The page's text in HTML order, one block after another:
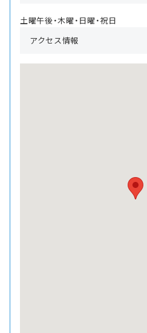
土曜午後・木曜・日曜・祝日
アクセス情報